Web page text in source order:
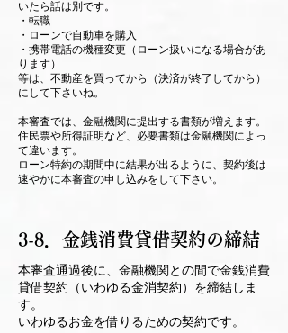
いたら話は別です。
・転職
・ローンで自動車を購入
・携帯電話の機種変更（ローン扱いになる場合があ
ります）
等は、不動産を買ってから（決済が終了してから）
にして下さいね。
本審査では、金融機関に提出する書類が増えます。
住民票や所得証明など、必要書類は金融機関によっ
て違います。
ローン特約の期間中に結果が出るように、契約後は
速やかに本審査の申し込みをして下さい。
3-8．金銭消費貸借契約の締結
本審査通過後に、金融機関との間で金銭消費
貸借契約（いわゆる金消契約）を締結しま
す。
いわゆるお金を借りるための契約です。